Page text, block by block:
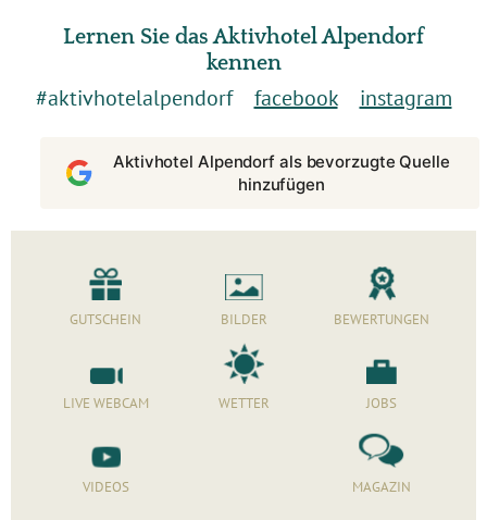
Lernen Sie das Aktivhotel Alpendorf
kennen
#aktivhotelalpendorf facebook instagram
Aktivhotel Alpendorf als bevorzugte Quelle
hinzufügen
GUTSCHEIN BILDER BEWERTUNGEN
LIVE WEBCAM WETTER JOBS
VIDEOS MAGAZIN